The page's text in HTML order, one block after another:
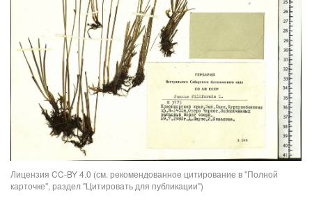
Лицензия CC-BY 4.0 (см. рекомендованное цитирование в "Полной
карточке", раздел "Цитировать для публикации")